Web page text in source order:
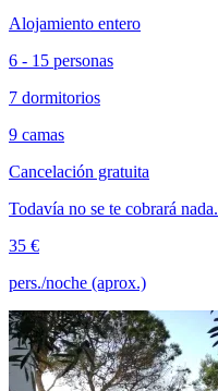
Alojamiento entero
6 - 15 personas
7 dormitorios
9 camas
Cancelación gratuita
Todavía no se te cobrará nada.
35 €
pers./noche (aprox.)